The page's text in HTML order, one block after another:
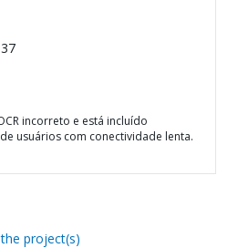
incorreto e está incluído
usuários com conectividade lenta.
project(s)